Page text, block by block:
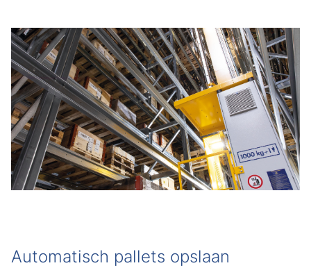
Automatisch pallets opslaan